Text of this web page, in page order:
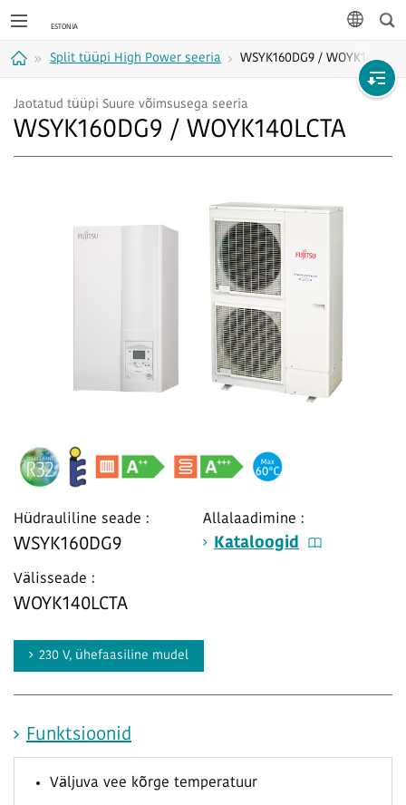
Otsi
Split tüüpi High Power seeria WSYK160DG9 / WOYK140LCTA
Jaotatud tüüpi Suure võimsusega seeria
WSYK160DG9 / WOYK140LCTA
Hüdrauliline seade :
WSYK160DG9
Välisseade :
WOYK140LCTA
Allalaadimine :
Kataloogid
230 V, ühefaasiline mudel
Funktsioonid
Väljuva vee kõrge temperatuur